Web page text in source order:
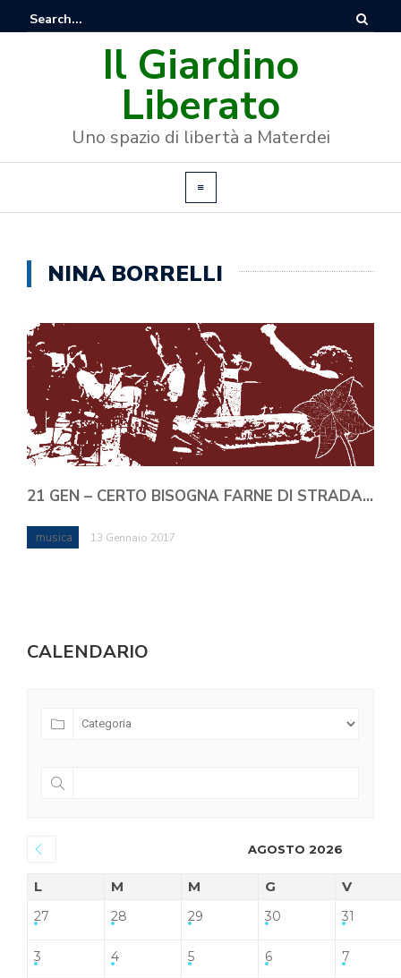
Il Giardino
Liberato
Uno spazio di libertà a Materdei
NINA BORRELLI
21 GEN – CERTO BISOGNA FARNE DI STRADA…
musica 13 Gennaio 2017
CALENDARIO
AGOSTO 2026
L M M G V
27 28 29 30 31
3 4 5 6 7